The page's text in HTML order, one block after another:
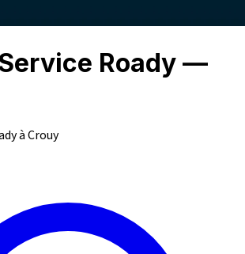
Roady —
à Crouy